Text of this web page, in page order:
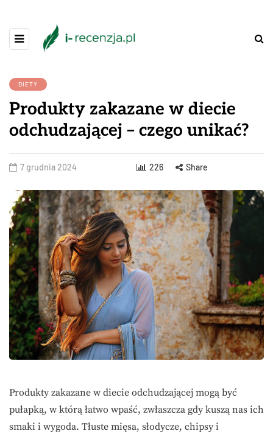
DIETY
Produkty zakazane w diecie
odchudzającej – czego unikać?
7 grudnia 2024 226 Share
Produkty zakazane w diecie odchudzającej mogą być
pułapką, w którą łatwo wpaść, zwłaszcza gdy kuszą nas ich
smaki i wygoda. Tłuste mięsa, słodycze, chipsy i